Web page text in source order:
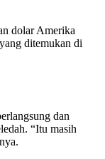
dolar Amerika
ditemukan di
dan
“Itu masih